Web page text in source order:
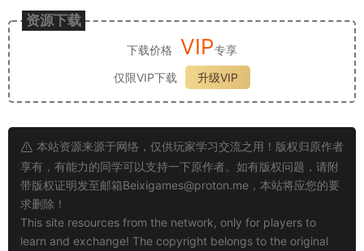
资源下载
下载价格 VIP专享
仅限VIP下载
升级VIP
本站资源来源于网络，仅供玩家学习交流之用！版权归原作者
享有，有能力的同学可以支持一下原作者。如有版权问题，请附
带版权证明发至邮箱Beixigames@proton.me ，本站将应您的要
求删除！
This site resources from the network, only for players to
learn and exchange! The copyright belongs to the original